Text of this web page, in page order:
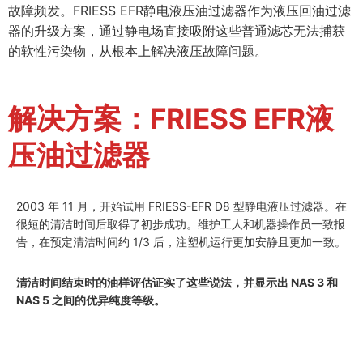
故障频发。FRIESS EFR静电液压油过滤器作为液压回油过滤
器的升级方案，通过静电场直接吸附这些普通滤芯无法捕获
的软性污染物，从根本上解决液压故障问题。
解决方案：FRIESS EFR液
压油过滤器
2003 年 11 月，开始试用 FRIESS-EFR D8 型静电液压过滤器。在
很短的清洁时间后取得了初步成功。维护工人和机器操作员一致报
告，在预定清洁时间约 1/3 后，注塑机运行更加安静且更加一致。
清洁时间结束时的油样评估证实了这些说法，并显示出 NAS 3 和
NAS 5 之间的优异纯度等级。